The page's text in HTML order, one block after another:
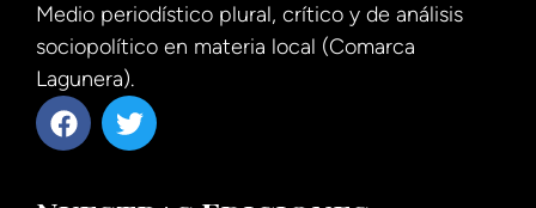
Medio periodístico plural, crítico y de análisis
sociopolítico en materia local (Comarca
Lagunera).